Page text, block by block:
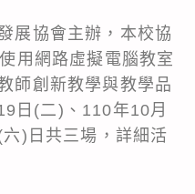
展協會主辦，本校協
用網路虛擬電腦教室
師創新教學與教學品
日(二)、110年10月
)日共三場，詳細活